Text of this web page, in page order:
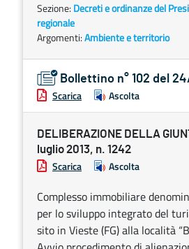
Sezione: Decreti e ordinanze del
regionale
Argomenti:Ambiente e territorio
Bollettino n° 102 del
Scarica Ascolta
DELIBERAZIONE DELLA
luglio 2013, n. 1242
Scarica Ascolta
Complesso immobiliare
per lo sviluppo integrato del
sito in Vieste (FG) alla località